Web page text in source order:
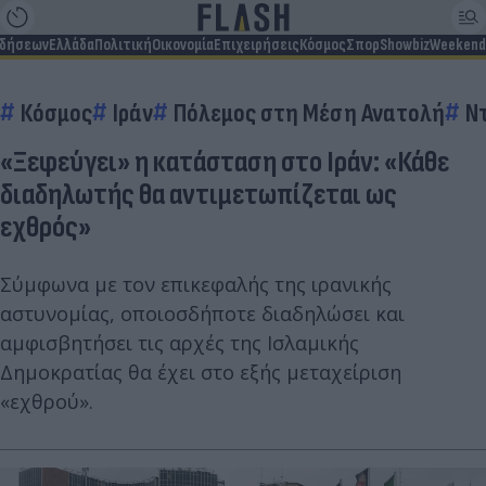
ΕλλάδαΠολιτικήΟικονομίαΕπιχειρήσειςΚόσμοςΣπορShowbizWeekend
Κόσμος Ιράν Πόλεμος στη Μέση Ανατολή
«Ξεφεύγει» η κατάσταση στο Ιράν: «Κάθε
διαδηλωτής θα αντιμετωπίζεται ως
εχθρός»
Σύμφωνα με τον επικεφαλής της ιρανικής
αστυνομίας, οποιοσδήποτε διαδηλώσει και
αμφισβητήσει τις αρχές της Ισλαμικής
Δημοκρατίας θα έχει στο εξής μεταχείριση
«εχθρού».